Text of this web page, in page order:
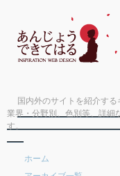
国内外のサイトを紹介する
業界・分野別、色別等、詳細
す。
ホーム